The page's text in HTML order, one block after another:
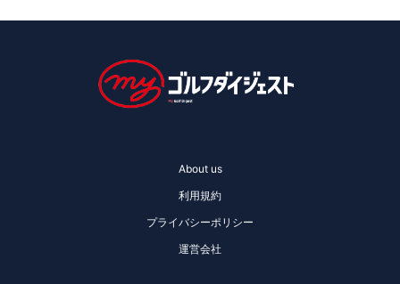
About us
利用規約
プライバシーポリシー
運営会社